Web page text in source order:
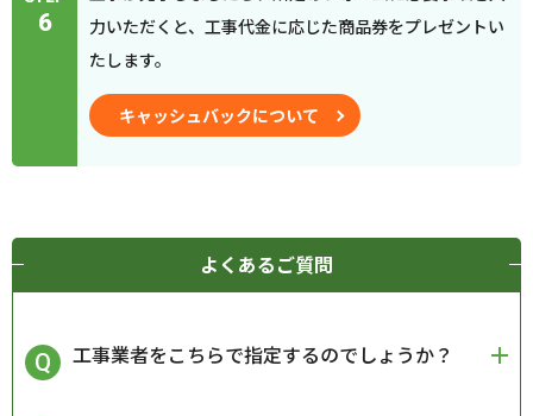
6
力いただくと、工事代金に応じた商品券をプレゼントい
たします。
キャッシュバックについて
よくあるご質問
工事業者をこちらで指定するのでしょうか？